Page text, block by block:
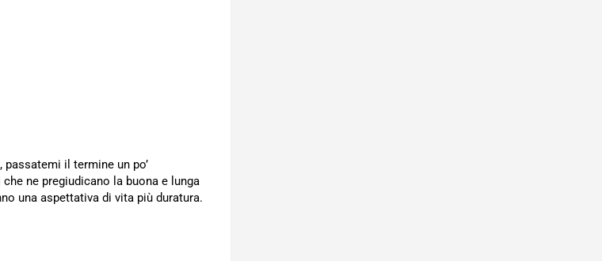
il termine un po’
ne pregiudicano la buona e lunga
una aspettativa di vita più duratura.